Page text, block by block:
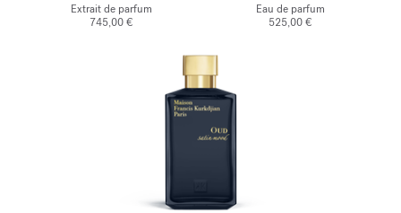
Extrait de parfum
745,00 €
Eau de parfum
525,00 €